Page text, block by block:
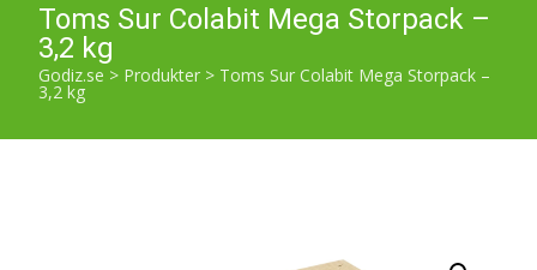
Toms Sur Colabit Mega Storpack –
3,2 kg
Godiz.se > Produkter > Toms Sur Colabit Mega Storpack –
3,2 kg